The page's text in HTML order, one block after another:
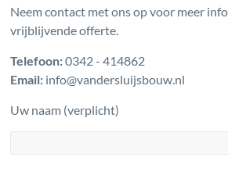
Neem contact met ons op voor meer
vrijblijvende offerte.
Telefoon:0342 - 414862
Email: info@vandersluijsbouw.nl
Uw naam (verplicht)